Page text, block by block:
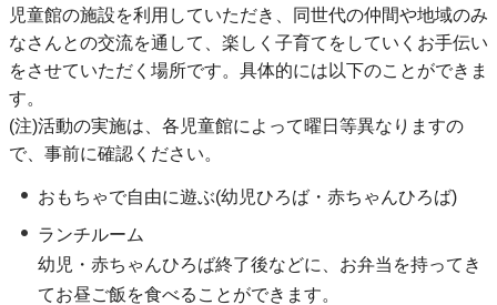
児童館の施設を利用していただき、同世代の仲間や地域のみ
なさんとの交流を通して、楽しく子育てをしていくお手伝い
をさせていただく場所です。具体的には以下のことができま
す。
(注)活動の実施は、各児童館によって曜日等異なりますの
で、事前に確認ください。
おもちゃで自由に遊ぶ(幼児ひろば・赤ちゃんひろば)
ランチルーム
幼児・赤ちゃんひろば終了後などに、お弁当を持ってき
てお昼ご飯を食べることができます。